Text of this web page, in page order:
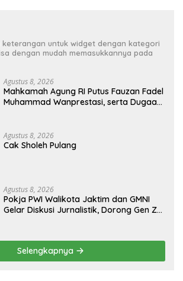
untuk widget dengan kategori
dengan mudah memasukkannya pada
Agustus 8, 2026
Mahkamah Agung RI Putus Fauzan Fadel
Muhammad Wanprestasi, serta Dugaan
Agustus 8, 2026
Cak Sholeh Pulang
Agustus 8, 2026
Pokja PWI Walikota Jaktim dan GMNI
Gelar Diskusi Jurnalistik, Dorong Gen Z
Selengkapnya